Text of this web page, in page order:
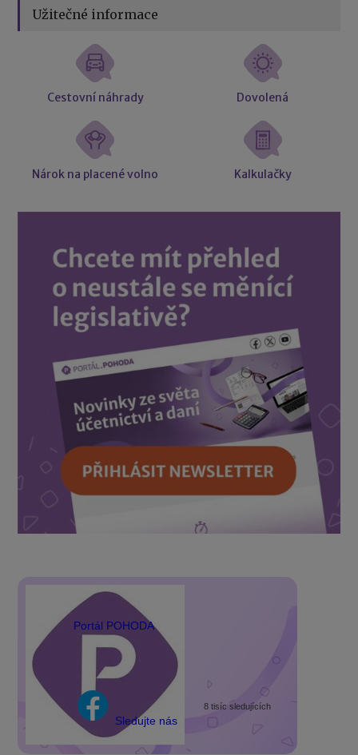
Užitečné informace
Cestovní náhrady Dovolená
Nárok na placené volno Kalkulačky
Portál POHODA
Sledujte nás
8 tisíc sledujících